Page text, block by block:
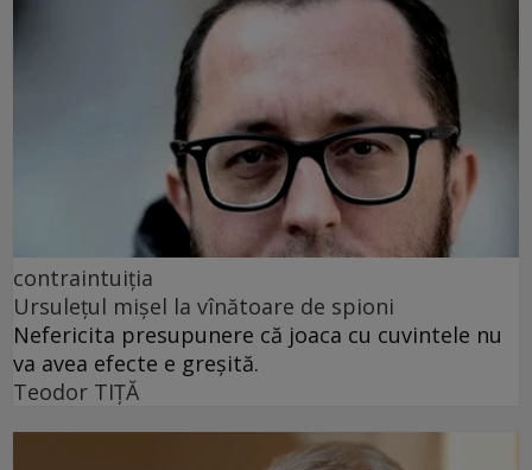
contraintuiția
Ursulețul mișel la vînătoare de spioni
Nefericita presupunere că joaca cu cuvintele nu
va avea efecte e greșită.
Teodor TIŢĂ